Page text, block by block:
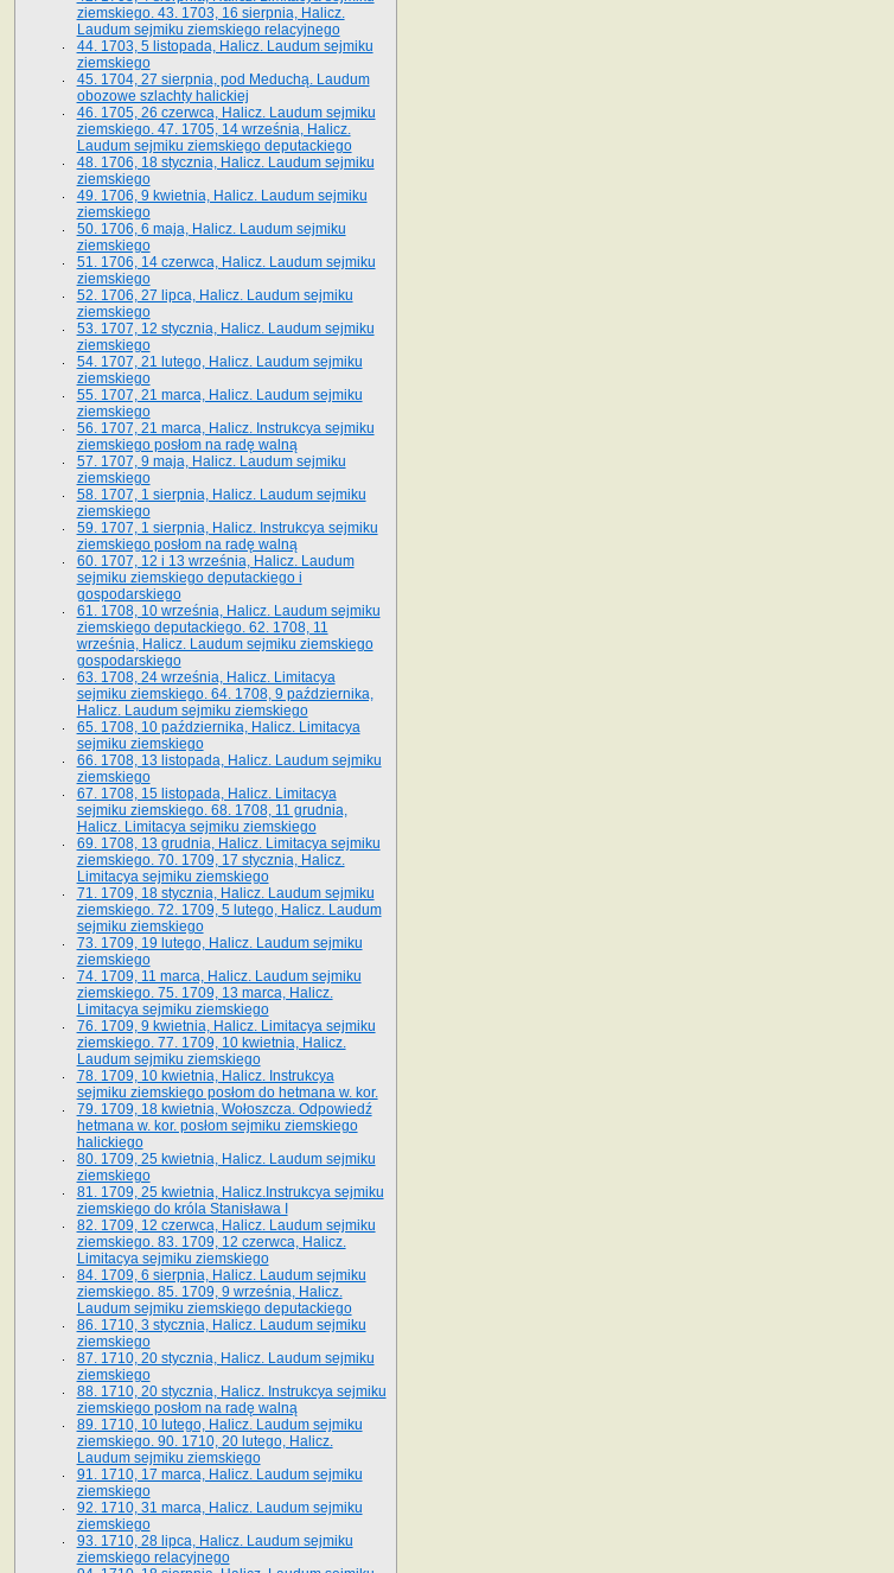
ziemskiego. 43. 1703, 16 sierpnia, Halicz.
Laudum sejmiku ziemskiego relacyjnego
44. 1703, 5 listopada, Halicz. Laudum sejmiku
ziemskiego
45. 1704, 27 sierpnia, pod Meduchą. Laudum
obozowe szlachty halickiej
46. 1705, 26 czerwca, Halicz. Laudum sejmiku
ziemskiego. 47. 1705, 14 września, Halicz.
Laudum sejmiku ziemskiego deputackiego
48. 1706, 18 stycznia, Halicz. Laudum sejmiku
ziemskiego
49. 1706, 9 kwietnia, Halicz. Laudum sejmiku
ziemskiego
50. 1706, 6 maja, Halicz. Laudum sejmiku
ziemskiego
51. 1706, 14 czerwca, Halicz. Laudum sejmiku
ziemskiego
52. 1706, 27 lipca, Halicz. Laudum sejmiku
ziemskiego
53. 1707, 12 stycznia, Halicz. Laudum sejmiku
ziemskiego
54. 1707, 21 lutego, Halicz. Laudum sejmiku
ziemskiego
55. 1707, 21 marca, Halicz. Laudum sejmiku
ziemskiego
56. 1707, 21 marca, Halicz. Instrukcya sejmiku
ziemskiego posłom na radę walną
57. 1707, 9 maja, Halicz. Laudum sejmiku
ziemskiego
58. 1707, 1 sierpnia, Halicz. Laudum sejmiku
ziemskiego
59. 1707, 1 sierpnia, Halicz. Instrukcya sejmiku
ziemskiego posłom na radę walną
60. 1707, 12 i 13 września, Halicz. Laudum
sejmiku ziemskiego deputackiego i
gospodarskiego
61. 1708, 10 września, Halicz. Laudum sejmiku
ziemskiego deputackiego. 62. 1708, 11
września, Halicz. Laudum sejmiku ziemskiego
gospodarskiego
63. 1708, 24 września, Halicz. Limitacya
sejmiku ziemskiego. 64. 1708, 9 października,
Halicz. Laudum sejmiku ziemskiego
65­. 1708, 10 października, Halicz. Limitacya
sejmiku ziemskiego
66. 1708, 13 listopada, Halicz. Laudum sejmiku
ziemskiego
67. 1708, 15 listopada, Halicz. Limitacya
sejmiku ziemskiego. 68. 1708, 11 grudnia,
Halicz. Limitacya sejmiku ziemskiego
69. 1708, 13 grudnia, Halicz. Limitacya sejmiku
ziemskiego. 70. 1709, 17 stycznia, Halicz.
Limitacya sejmiku ziemskiego
71. 1709, 18 stycznia, Halicz. Laudum sejmiku
ziemskiego. 72. 1709, 5 lutego, Halicz. Laudum
sejmiku ziemskiego
73. 1709, 19 lutego, Halicz. Laudum sejmiku
ziemskiego
74. 1709, 11 marca, Halicz. Laudum sejmiku
ziemskiego. 75. 1709, 13 marca, Halicz.
Limitacya sejmiku ziemskiego
76. 1709, 9 kwietnia, Halicz. Limitacya sejmiku
ziemskiego. 77. 1709, 10 kwietnia, Halicz.
Laudum sejmiku ziemskiego
78. 1709, 10 kwietnia, Halicz. Instrukcya
sejmiku ziemskiego posłom do hetmana w. kor.
79. 1709, 18 kwietnia, Wołoszcza. Odpowiedź
hetmana w. kor. posłom sejmiku ziemskiego
halickiego
80. 1709, 25 kwietnia, Halicz. Laudum sejmiku
ziemskiego
81. 1709, 25 kwietnia, Halicz.Instrukcya sejmiku
ziemskiego do króla Stanisława I
82. 1709, 12 czerwca, Halicz. Laudum sejmiku
ziemskiego. 83. 1709, 12 czerwca, Halicz.
Limitacya sejmiku ziemskiego
84. 1709, 6 sierpnia, Halicz. Laudum sejmiku
ziemskiego. 85. 1709, 9 września, Halicz.
Laudum sejmiku ziemskiego deputackiego
86. 1710, 3 stycznia, Halicz. Laudum sejmiku
ziemskiego
87. 1710, 20 stycznia, Halicz. Laudum sejmiku
ziemskiego
88. 1710, 20 stycznia, Halicz. Instrukcya sejmiku
ziemskiego posłom na radę walną
89. 1710, 10 lutego, Halicz. Laudum sejmiku
ziemskiego. 90. 1710, 20 lutego, Halicz.
Laudum sejmiku ziemskiego
91. 1710, 17 marca, Halicz. Laudum sejmiku
ziemskiego
92. 1710, 31 marca, Halicz. Laudum sejmiku
ziemskiego
93. 1710, 28 lipca, Halicz. Laudum sejmiku
ziemskiego relacyjnego